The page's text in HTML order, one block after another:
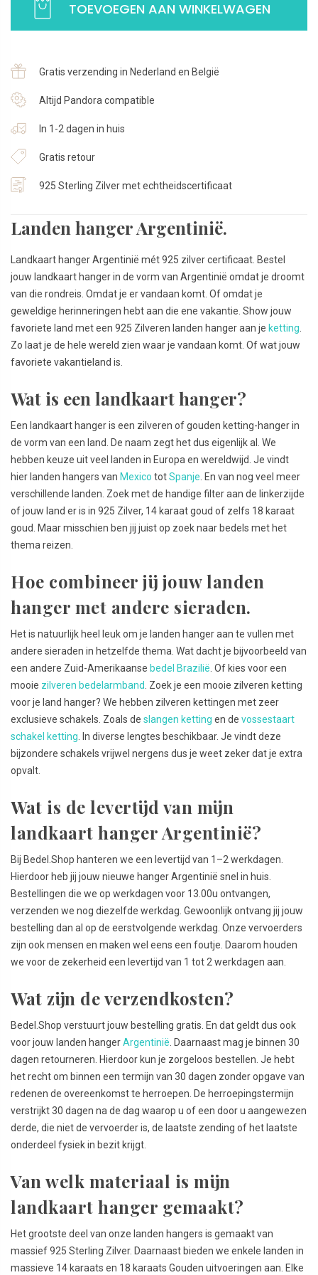
Landen
hanger
925
Zilver
aantal
TOEVOEGEN AAN WINKELWAGEN
Gratis verzending in Nederland en België
Altijd Pandora compatible
In 1-2 dagen in huis
Gratis retour
925 Sterling Zilver met echtheidscertificaat
Landen hanger Argentinië.
Landkaart hanger Argentinië mét 925 zilver certificaat. Bestel
jouw landkaart hanger in de vorm van Argentinië omdat je droomt
van die rondreis. Omdat je er vandaan komt. Of omdat je
geweldige herinneringen hebt aan die ene vakantie. Show jouw
favoriete land met een 925 Zilveren landen hanger aan je ketting
Zo laat je de hele wereld zien waar je vandaan komt. Of wat jouw
favoriete vakantieland is.
Wat is een landkaart hanger?
Een landkaart hanger is een zilveren of gouden ketting-hanger in
de vorm van een land. De naam zegt het dus eigenlijk al. We
hebben keuze uit veel landen in Europa en wereldwijd. Je vindt
hier landen hangers van Mexico totSpanje . En van nog veel meer
verschillende landen. Zoek met de handige filter aan de linkerzijde
of jouw land er is in 925 Zilver, 14 karaat goud of zelfs 18 karaat
goud. Maar misschien ben jij juist op zoek naar bedels met het
thema reizen.
Hoe combineer jij jouw landen
hanger met andere sieraden.
Het is natuurlijk heel leuk om je landen hanger aan te vullen met
andere sieraden in hetzelfde thema. Wat dacht je bijvoorbeeld van
een andere Zuid-Amerikaanse bedel Brazilië . Of kies voor een
mooie zilveren bedelarmband . Zoek je een mooie zilveren ketting
voor je land hanger? We hebben zilveren kettingen met zeer
exclusieve schakels. Zoals de slangen ketting en de vossestaart
schakel ketting . In diverse lengtes beschikbaar. Je vindt deze
bijzondere schakels vrijwel nergens dus je weet zeker dat je extra
opvalt.
Wat is de levertijd van mijn
landkaart hanger Argentinië?
Bij Bedel.Shop hanteren we een levertijd van 1–2 werkdagen.
Hierdoor heb jij jouw nieuwe hanger Argentinië snel in huis.
Bestellingen die we op werkdagen voor 13.00u ontvangen,
verzenden we nog diezelfde werkdag. Gewoonlijk ontvang jij jouw
bestelling dan al op de eerstvolgende werkdag. Onze vervoerders
zijn ook mensen en maken wel eens een foutje. Daarom houden
we voor de zekerheid een levertijd van 1 tot 2 werkdagen aan.
Wat zijn de verzendkosten?
Bedel.Shop verstuurt jouw bestelling gratis. En dat geldt dus ook
voor jouw landen hangerArgentinië . Daarnaast mag je binnen 30
dagen retourneren. Hierdoor kun je zorgeloos bestellen. Je hebt
het recht om binnen een termijn van 30 dagen zonder opgave van
redenen de overeenkomst te herroepen. De herroepingstermijn
verstrijkt 30 dagen na de dag waarop u of een door u aangewezen
derde, die niet de vervoerder is, de laatste zending of het laatste
onderdeel fysiek in bezit krijgt.
Van welk materiaal is mijn
landkaart hanger gemaakt?
Het grootste deel van onze landen hangers is gemaakt van
massief 925 Sterling Zilver. Daarnaast bieden we enkele landen in
massieve 14 karaats en 18 karaats Gouden uitvoeringen aan. Elke